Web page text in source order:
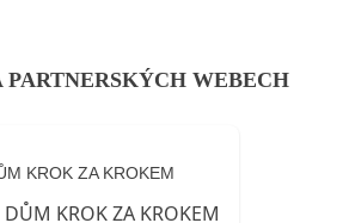
WEBECH
KROK ZA KROKEM